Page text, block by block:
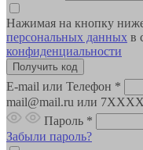
Нажимая на кнопку
персональных данных в
конфиденциальности
E-mail или Телефон *
mail@mail.ru или
Пароль *
Забыли пароль?